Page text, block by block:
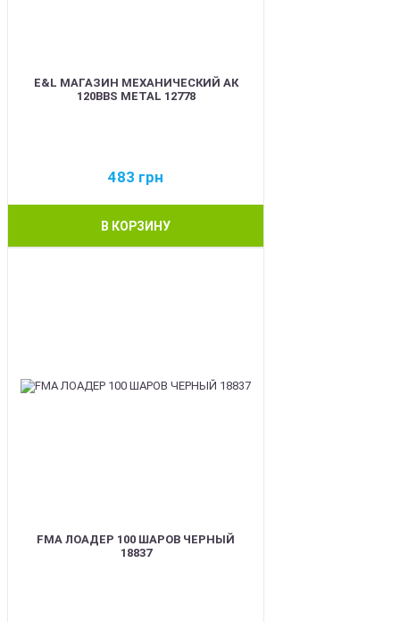
E&L МАГАЗИН МЕХАНИЧЕСКИЙ АК
120BBS METAL 12778
483 грн
В КОРЗИНУ
FMA ЛОАДЕР 100 ШАРОВ ЧЕРНЫЙ
18837